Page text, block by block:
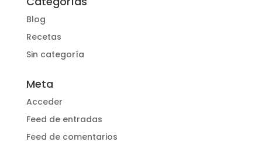
Blog
Recetas
Sin categoría
Meta
Acceder
Feed de entradas
Feed de comentarios